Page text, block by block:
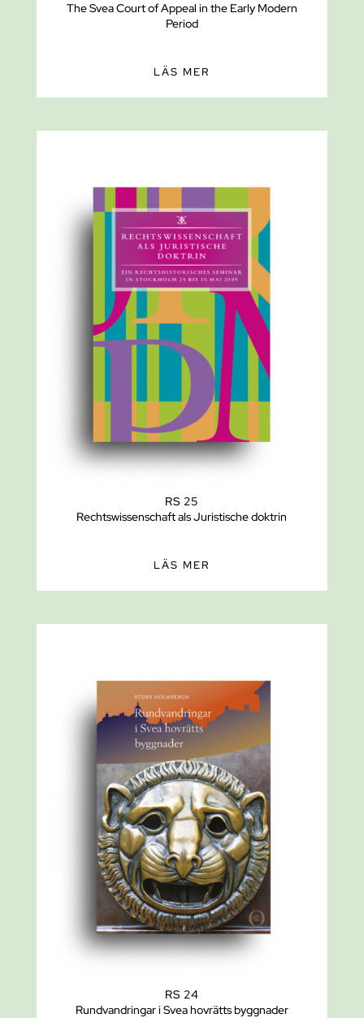
The Svea Court of Appeal in the Early Modern
Period
LÄS MER
RS 25
Rechtswissenschaft als Juristische doktrin
LÄS MER
RS 24
Rundvandringar i Svea hovrätts byggnader